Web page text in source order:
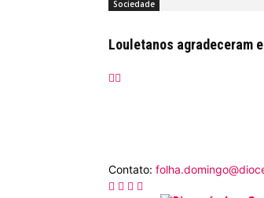
Sociedade
Louletanos agradeceram
Contato: